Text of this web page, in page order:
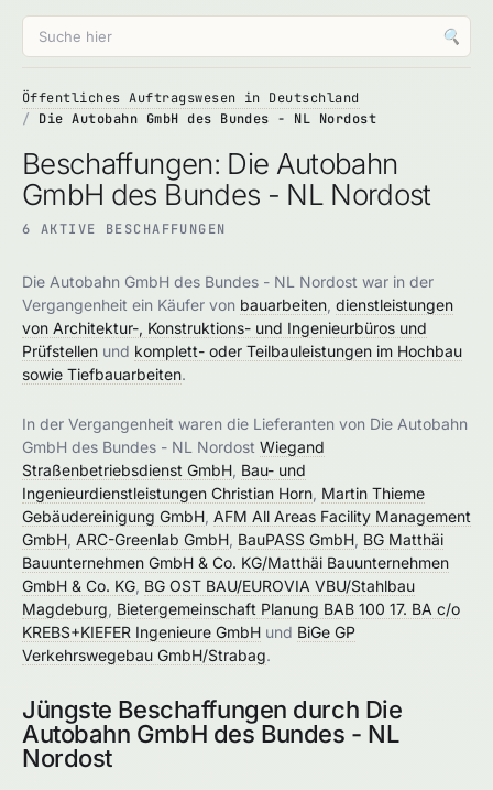
🔍
Öffentliches Auftragswesen in Deutschland
Die Autobahn GmbH des Bundes - NL Nordost
Beschaffungen: Die Autobahn
GmbH des Bundes - NL Nordost
6 AKTIVE BESCHAFFUNGEN
Die Autobahn GmbH des Bundes - NL Nordost war in der
Vergangenheit ein Käufer von bauarbeiten dienstleistungen
von Architektur-, Konstruktions- und Ingenieurbüros und
Prüfstellen und komplett- oder Teilbauleistungen im Hochbau
sowie Tiefbauarbeiten.
In der Vergangenheit waren die Lieferanten von Die Autobahn
GmbH des Bundes - NL Nordost Wiegand
Straßenbetriebsdienst GmbH Bau- und
Ingenieurdienstleistungen Christian Horn Martin Thieme
Gebäudereinigung GmbH AFM All Areas Facility Management
GmbH ARC-Greenlab GmbH BauPASS GmbH BG Matthäi
Bauunternehmen GmbH & Co. KG/Matthäi Bauunternehmen
GmbH & Co. KG BG OST BAU/EUROVIA VBU/Stahlbau
Magdeburg Bietergemeinschaft Planung BAB 100 17. BA c/o
KREBS+KIEFER Ingenieure GmbH und BiGe GP
Verkehrswegebau GmbH/Strabag.
Jüngste Beschaffungen durch Die
Autobahn GmbH des Bundes - NL
Nordost